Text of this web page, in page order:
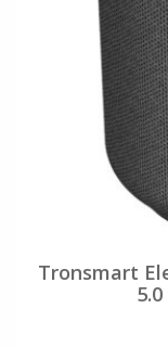
Tronsmart